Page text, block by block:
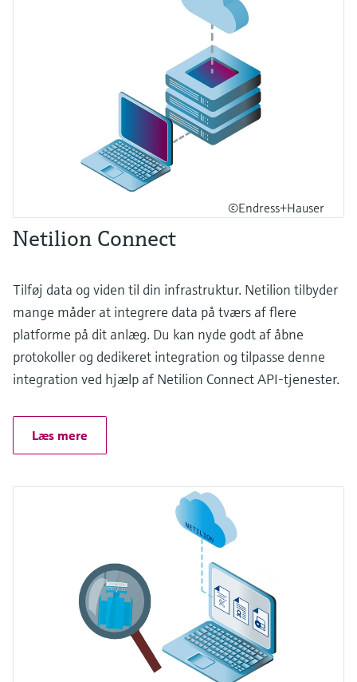
©Endress+Hauser
Netilion Connect
Tilføj data og viden til din infrastruktur. Netilion tilbyder
mange måder at integrere data på tværs af flere
platforme på dit anlæg. Du kan nyde godt af åbne
protokoller og dedikeret integration og tilpasse denne
integration ved hjælp af Netilion Connect API-tjenester.
Læs mere